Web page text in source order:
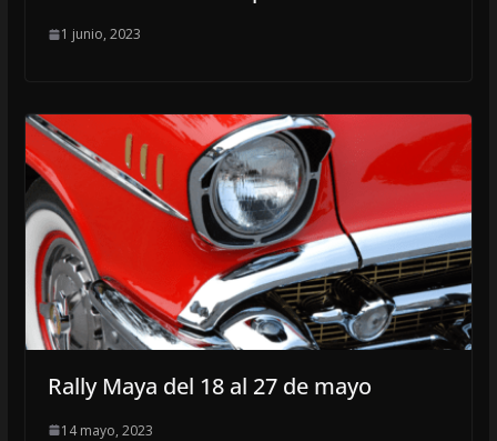
1 junio, 2023
Rally Maya del 18 al 27 de mayo
14 mayo, 2023